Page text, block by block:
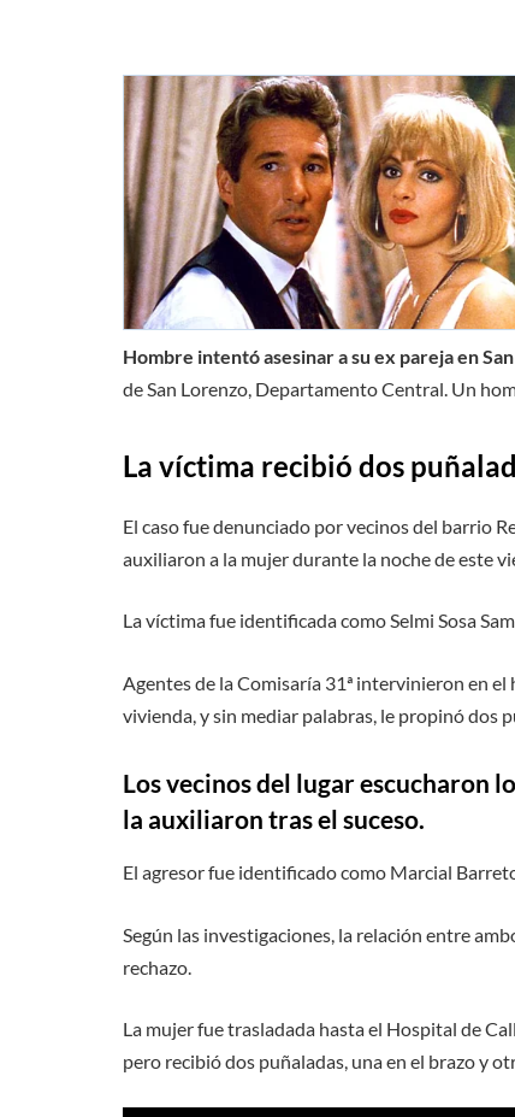
Hombre intentó asesinar a su ex pareja en
de San Lorenzo, Departamento Central. Un
La víctima recibió dos
El caso fue denunciado por vecinos del barrio
auxiliaron a la mujer durante la noche de este
La víctima fue identificada como Selmi Sosa
Agentes de la Comisaría 31ª intervinieron en
vivienda, y sin mediar palabras, le propinó dos
Los vecinos del lugar escucharon
la auxiliaron tras el suceso.
El agresor fue identificado como Marcial
Según las investigaciones, la relación entre
rechazo.
La mujer fue trasladada hasta el Hospital de
pero recibió dos puñaladas, una en el brazo y